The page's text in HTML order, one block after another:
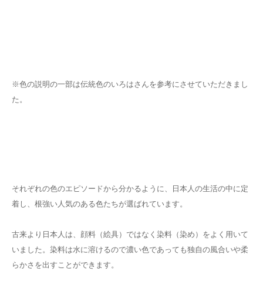
※色の説明の一部は伝統色のいろはさんを参考にさせていただきまし
た。
それぞれの色のエピソードから分かるように、日本人の生活の中に定
着し、根強い人気のある色たちが選ばれています。
古来より日本人は、顔料（絵具）ではなく染料（染め）をよく用いて
いました。染料は水に溶けるので濃い色であっても独自の風合いや柔
らかさを出すことができます。